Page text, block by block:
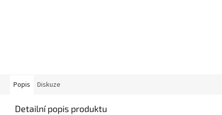
Popis Diskuze
Detailní popis produktu